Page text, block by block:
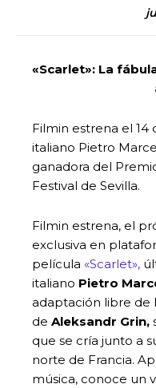
«Scarlet»: La
Filmin estrena el
italiano Pietro
ganadora del
Festival de Sevilla.
Filmin estrena, el
exclusiva en
película «Scarlet»,
italiano Pietro
adaptación libre de
de Aleksandr Grin,
que se cría junto a
norte de Francia.
música, conoce un